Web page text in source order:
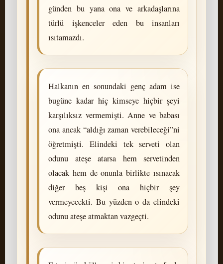
günden bu yana ona ve arkadaşlarına
türlü işkenceler eden bu insanları
ısıtamazdı.
Halkanın en sonundaki genç adam ise
bugüne kadar hiç kimseye hiçbir şeyi
karşılıksız vermemişti. Anne ve babası
ona ancak “aldığı zaman verebileceği”ni
öğretmişti. Elindeki tek serveti olan
odunu ateşe atarsa hem servetinden
olacak hem de onunla birlikte ısınacak
diğer beş kişi ona hiçbir şey
vermeyecekti. Bu yüzden o da elindeki
odunu ateşe atmaktan vazgeçti.